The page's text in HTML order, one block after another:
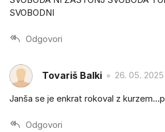
SVOBODNI
Odgovori
Tovariš Balki 26. 05.
Janša se je enkrat rokoval z
Odgovori